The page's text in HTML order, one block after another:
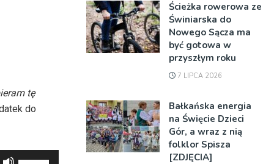
tę
do
Ścieżka rowerowa ze
Świniarska do
Nowego Sącza ma
być gotowa w
przyszłym roku
7 LIPCA 2026
Bałkańska energia
na Święcie Dzieci
Gór, a wraz z nią
folklor Spisza
[ZDJĘCIA]